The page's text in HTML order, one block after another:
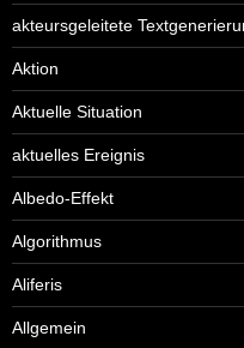
akteursgeleitete
Aktion
Aktuelle Situation
aktuelles Ereignis
Albedo-Effekt
Algorithmus
Aliferis
Allgemein